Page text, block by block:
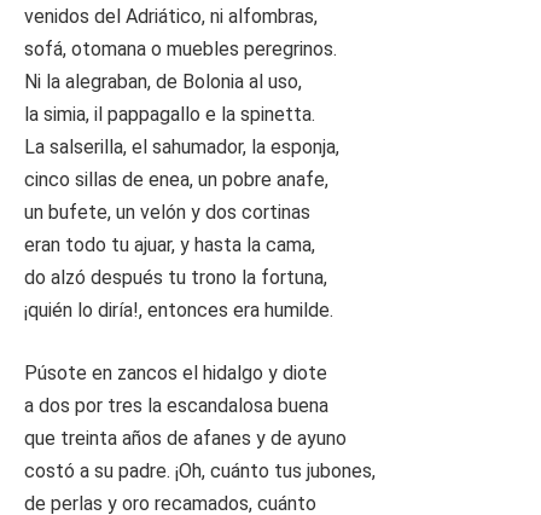
venidos del Adriático, ni alfombras,
sofá, otomana o muebles peregrinos.
Ni la alegraban, de Bolonia al uso,
la simia, il pappagallo e la spinetta.
La salserilla, el sahumador, la esponja,
cinco sillas de enea, un pobre anafe,
un bufete, un velón y dos cortinas
eran todo tu ajuar, y hasta la cama,
do alzó después tu trono la fortuna,
¡quién lo diría!, entonces era humilde.
Púsote en zancos el hidalgo y diote
a dos por tres la escandalosa buena
que treinta años de afanes y de ayuno
costó a su padre. ¡Oh, cuánto tus jubones,
de perlas y oro recamados, cuánto